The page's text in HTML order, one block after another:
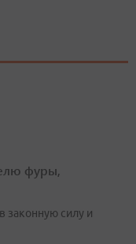
фуры,
законную силу и